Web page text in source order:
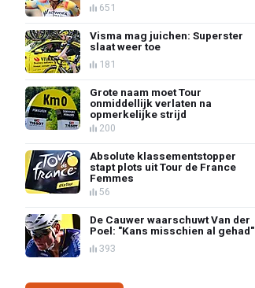
651
Visma mag juichen: Superster
slaat weer toe
181
Grote naam moet Tour
onmiddellijk verlaten na
opmerkelijke strijd
200
Absolute klassementstopper
stapt plots uit Tour de France
Femmes
56
De Cauwer waarschuwt Van der
Poel: "Kans misschien al gehad"
393